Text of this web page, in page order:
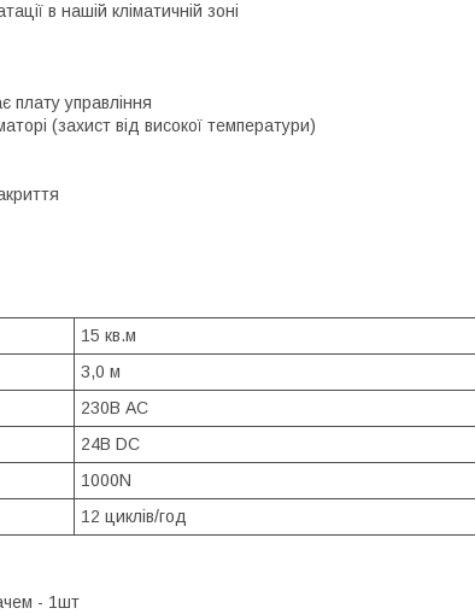
в нашій кліматичній зо️ні️️️
плату управління
(захист від високої температури)
15 кв.м
3,0 м
230В АС
24В DC
1000N
12 циклів/год
- 1шт